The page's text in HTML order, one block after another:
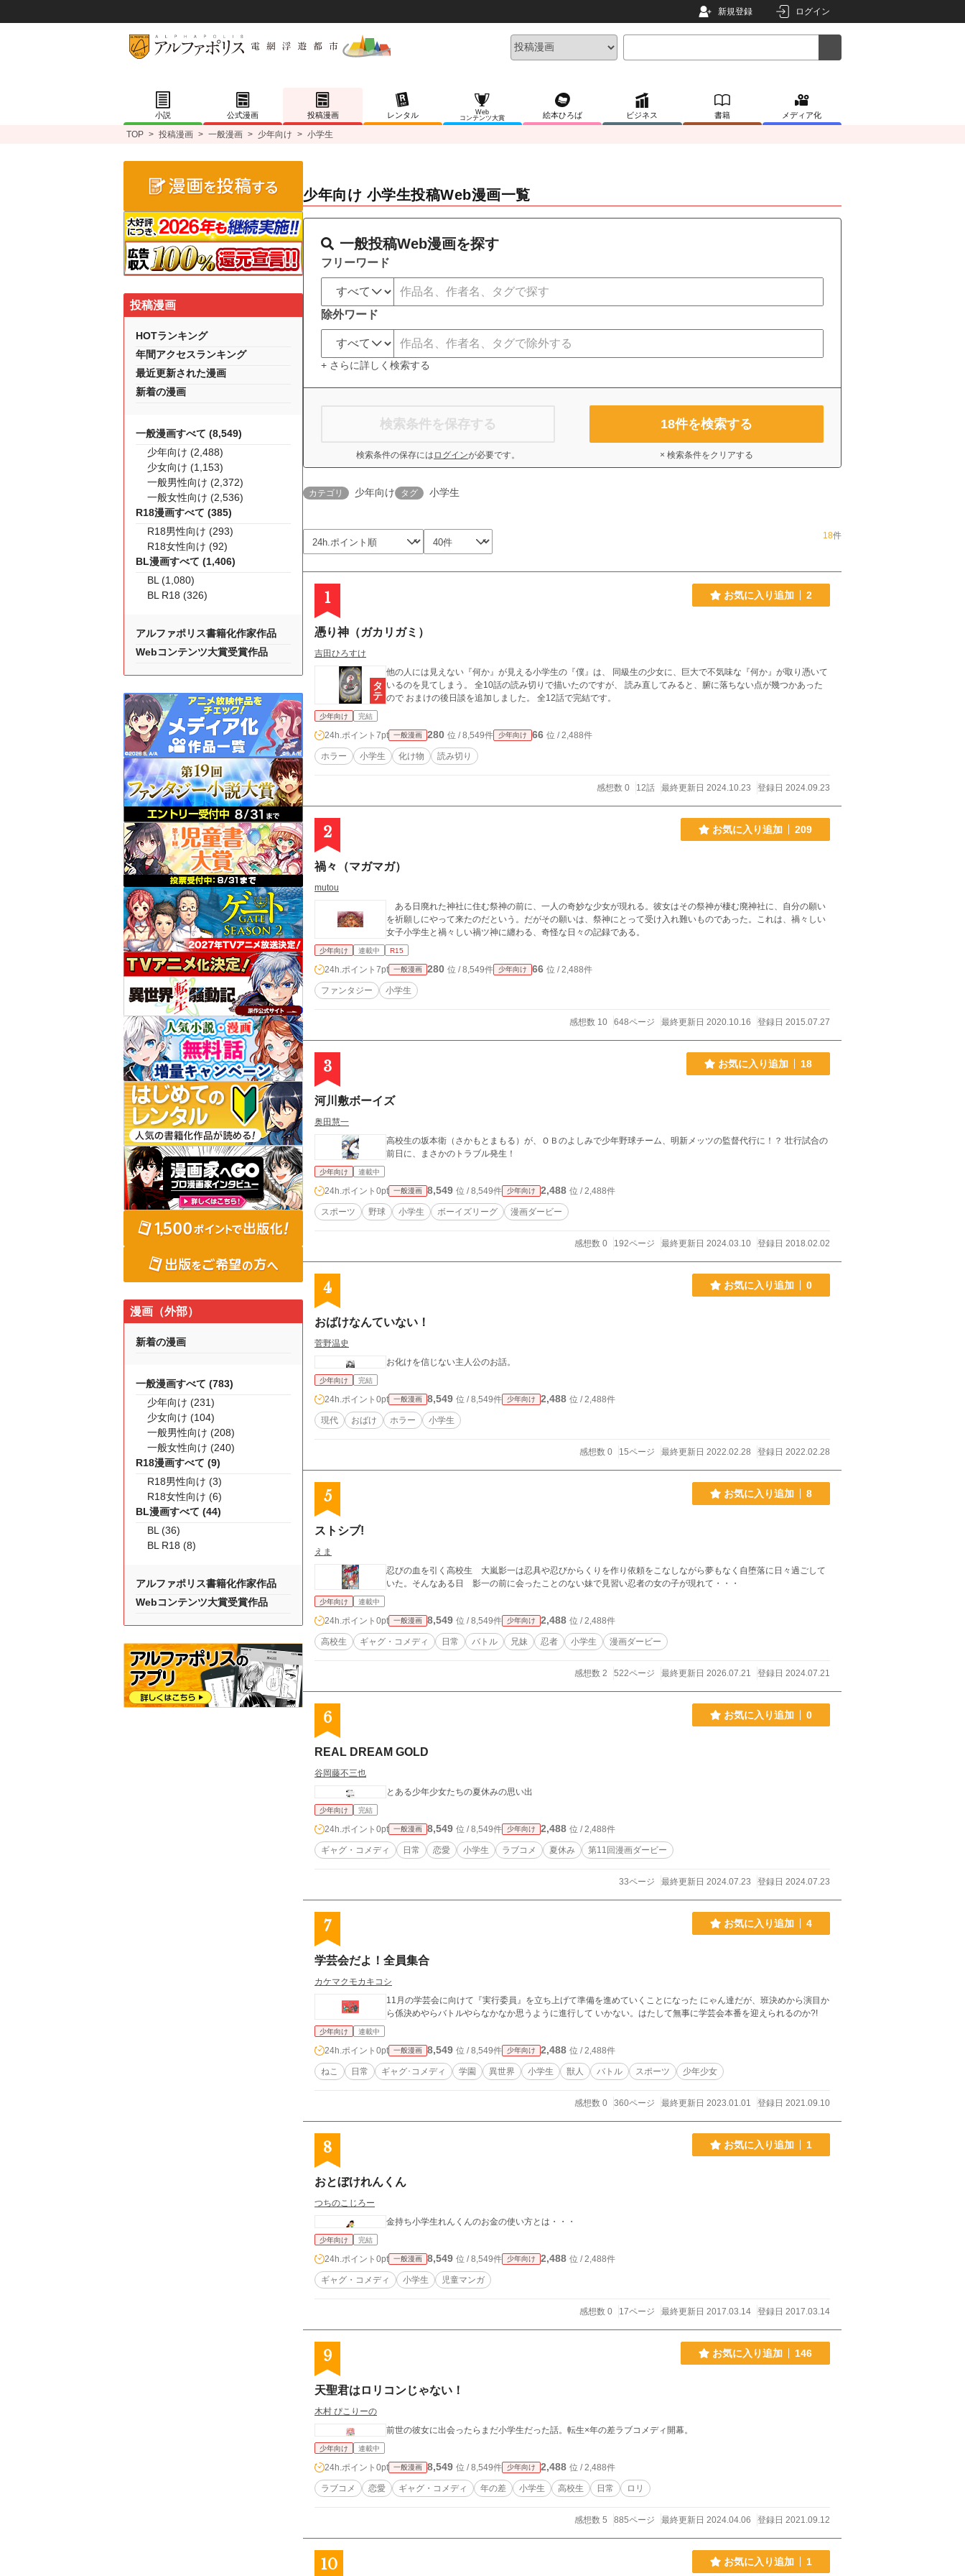
新規登録 ログイン
小説 公式漫画 投稿漫画 レンタル
Web
コンテンツ大賞
絵本ひろば ビジネス 書籍 メディア化
TOP > 投稿漫画 > 一般漫画 > 少年向け > 小学生
少年向け 小学生投稿Web漫画一覧
一般投稿Web漫画を探す
フリーワード
除外ワード
+ さらに詳しく検索する
検索条件を保存する
検索条件の保存には ログインが必要です。
18件を検索する
× 検索条件をクリアする
カテゴリ 少年向け タグ 小学生
18件
1 お気に入り追加 2
憑り神（ガカリガミ）
吉田ひろすけ
他の人には見えない『何か』が見える小学生の『僕』は、 同級生の少女に、巨大で不気味な『何か』が取り憑いて
いるのを見てしまう。 全10話の読み切りで描いたのですが、 読み直してみると、腑に落ちない点が幾つかあった
ので おまけの後日談を追加しました。 全12話で完結です。
少年向け 完結
24h.ポイント 7pt 一般漫画 280 位 / 8,549件 少年向け 66 位 / 2,488件
ホラー 小学生 化け物 読み切り
感想数 0 12話 最終更新日 2024.10.23 登録日 2024.09.23
2 お気に入り追加 209
禍々（マガマガ）
mutou
ある日廃れた神社に住む祭神の前に、一人の奇妙な少女が現れる。彼女はその祭神が棲む廃神社に、自分の願い
を祈願しにやって来たのだという。だがその願いは、祭神にとって受け入れ難いものであった。これは、禍々しい
女子小学生と禍々しい禍ツ神に纏わる、奇怪な日々の記録である。
少年向け 連載中 R15
24h.ポイント 7pt 一般漫画 280 位 / 8,549件 少年向け 66 位 / 2,488件
ファンタジー 小学生
感想数 10 648ページ 最終更新日 2020.10.16 登録日 2015.07.27
3 お気に入り追加 18
河川敷ボーイズ
奥田慧一
高校生の坂本衛（さかもとまもる）が、ＯＢのよしみで少年野球チーム、明新メッツの監督代行に！？ 壮行試合の
前日に、まさかのトラブル発生！
少年向け 連載中
24h.ポイント 0pt 一般漫画 8,549 位 / 8,549件 少年向け 2,488 位 / 2,488件
スポーツ 野球 小学生 ボーイズリーグ 漫画ダービー
感想数 0 192ページ 最終更新日 2024.03.10 登録日 2018.02.02
4 お気に入り追加 0
おばけなんていない！
菅野温史
お化けを信じない主人公のお話。
少年向け 完結
24h.ポイント 0pt 一般漫画 8,549 位 / 8,549件 少年向け 2,488 位 / 2,488件
現代 おばけ ホラー 小学生
感想数 0 15ページ 最終更新日 2022.02.28 登録日 2022.02.28
5 お気に入り追加 8
ストシブ!
えま
忍びの血を引く高校生 大嵐影一は忍具や忍びからくりを作り依頼をこなしながら夢もなく自堕落に日々過ごして
いた。そんなある日 影一の前に会ったことのない妹で見習い忍者の女の子が現れて・・・
少年向け 連載中
24h.ポイント 0pt 一般漫画 8,549 位 / 8,549件 少年向け 2,488 位 / 2,488件
高校生 ギャグ・コメディ 日常 バトル 兄妹 忍者 小学生 漫画ダービー
感想数 2 522ページ 最終更新日 2026.07.21 登録日 2024.07.21
6 お気に入り追加 0
REAL DREAM GOLD
谷岡藤不三也
とある少年少女たちの夏休みの思い出
少年向け 完結
24h.ポイント 0pt 一般漫画 8,549 位 / 8,549件 少年向け 2,488 位 / 2,488件
ギャグ・コメディ 日常 恋愛 小学生 ラブコメ 夏休み 第11回漫画ダービー
33ページ 最終更新日 2024.07.23 登録日 2024.07.23
7 お気に入り追加 4
学芸会だよ！全員集合
カケマクモカキコシ
11月の学芸会に向けて『実行委員』を立ち上げて準備を進めていくことになった にゃん達だが、班決めから演目か
ら係決めやらバトルやらなかなか思うように進行して いかない。はたして無事に学芸会本番を迎えられるのか?!
少年向け 連載中
24h.ポイント 0pt 一般漫画 8,549 位 / 8,549件 少年向け 2,488 位 / 2,488件
ねこ 日常 ギャグ･コメディ 学園 異世界 小学生 獣人 バトル スポーツ 少年少女
感想数 0 360ページ 最終更新日 2023.01.01 登録日 2021.09.10
8 お気に入り追加 1
おとぼけれんくん
つちのこじろー
金持ち小学生れんくんのお金の使い方とは・・・
少年向け 完結
24h.ポイント 0pt 一般漫画 8,549 位 / 8,549件 少年向け 2,488 位 / 2,488件
ギャグ・コメディ 小学生 児童マンガ
感想数 0 17ページ 最終更新日 2017.03.14 登録日 2017.03.14
9 お気に入り追加 146
天聖君はロリコンじゃない！
木村 ぴこりーの
前世の彼女に出会ったらまだ小学生だった話。転生×年の差ラブコメディ開幕。
少年向け 連載中
24h.ポイント 0pt 一般漫画 8,549 位 / 8,549件 少年向け 2,488 位 / 2,488件
ラブコメ 恋愛 ギャグ・コメディ 年の差 小学生 高校生 日常 ロリ
感想数 5 885ページ 最終更新日 2024.04.06 登録日 2021.09.12
10 お気に入り追加 1
投稿漫画
HOTランキング
年間アクセスランキング
最近更新された漫画
新着の漫画
一般漫画すべて (8,549)
少年向け (2,488)
少女向け (1,153)
一般男性向け (2,372)
一般女性向け (2,536)
R18漫画すべて (385)
R18男性向け (293)
R18女性向け (92)
BL漫画すべて (1,406)
BL (1,080)
BL R18 (326)
アルファポリス書籍化作家作品
Webコンテンツ大賞受賞作品
漫画（外部）
新着の漫画
一般漫画すべて (783)
少年向け (231)
少女向け (104)
一般男性向け (208)
一般女性向け (240)
R18漫画すべて (9)
R18男性向け (3)
R18女性向け (6)
BL漫画すべて (44)
BL (36)
BL R18 (8)
アルファポリス書籍化作家作品
Webコンテンツ大賞受賞作品